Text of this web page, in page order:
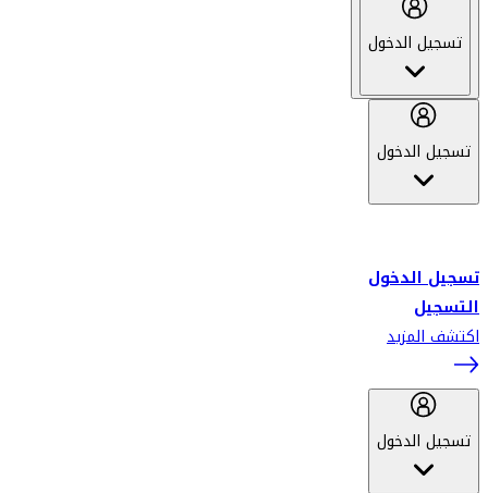
تسجيل الدخول
تسجيل الدخول
تسجيل الدخول
التسجيل
اكتشف المزيد
تسجيل الدخول